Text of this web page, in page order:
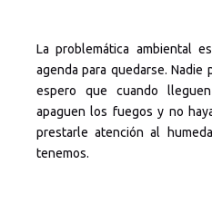
La problemática ambiental
agenda para quedarse.
espero que cuando
apaguen los fuegos y no
prestarle atención al
tenemos.